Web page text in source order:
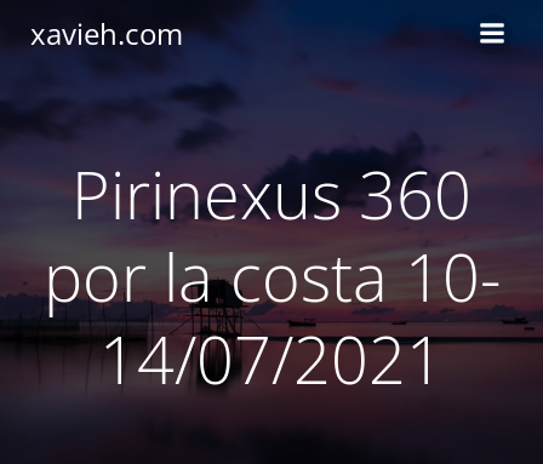
xavieh.com
Pirinexus 360
por la costa 10-
14/07/2021